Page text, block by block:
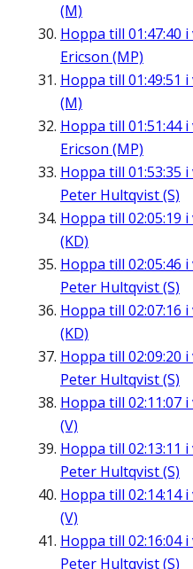
(M)
Hoppa till 01:47:40 i
Ericson (MP)
Hoppa till 01:49:51 i
(M)
Hoppa till 01:51:44i
Ericson (MP)
Hoppa till 01:53:35 i
Peter Hultqvist (S)
Hoppa till 02:05:19 i
(KD)
Hoppa till 02:05:46 i
Peter Hultqvist (S)
Hoppa till 02:07:16 i
(KD)
Hoppa till 02:09:20 i
Peter Hultqvist (S)
Hoppa till 02:11:07 i
(V)
Hoppa till 02:13:11 i
Peter Hultqvist (S)
Hoppa till 02:14:14i
(V)
Hoppa till 02:16:04i
Peter Hultqvist (S)